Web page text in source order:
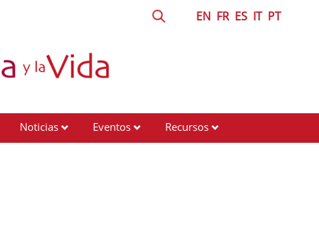
EN FR ES IT PT
Noticias Eventos
Recursos